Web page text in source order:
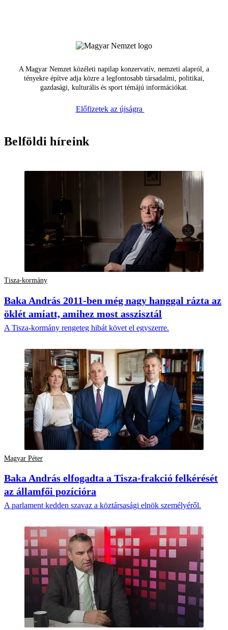
A Magyar Nemzet közéleti napilap konzervatív, nemzeti alapról, a
tényekre építve adja közre a legfontosabb társadalmi, politikai,
gazdasági, kulturális és sport témájú információkat.
Előfizetek az újságra
Belföldi híreink
Tisza-kormány
Baka András 2011-ben még nagy hanggal rázta az
öklét amiatt, amihez most asszisztál
A Tisza-kormány rengeteg hibát követ el egyszerre.
Magyar Péter
Baka András elfogadta a Tisza-frakció felkérését
az államfői pozícióra
A parlament kedden szavaz a köztársasági elnök személyéről.